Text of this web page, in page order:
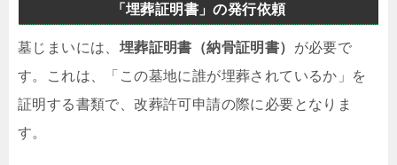
「埋葬証明書」の発行依頼
墓じまいには、 埋葬証明書（納骨証明書） が必要で
す。これは、「この墓地に誰が埋葬されているか」を
証明する書類で、改葬許可申請の際に必要となりま
す。